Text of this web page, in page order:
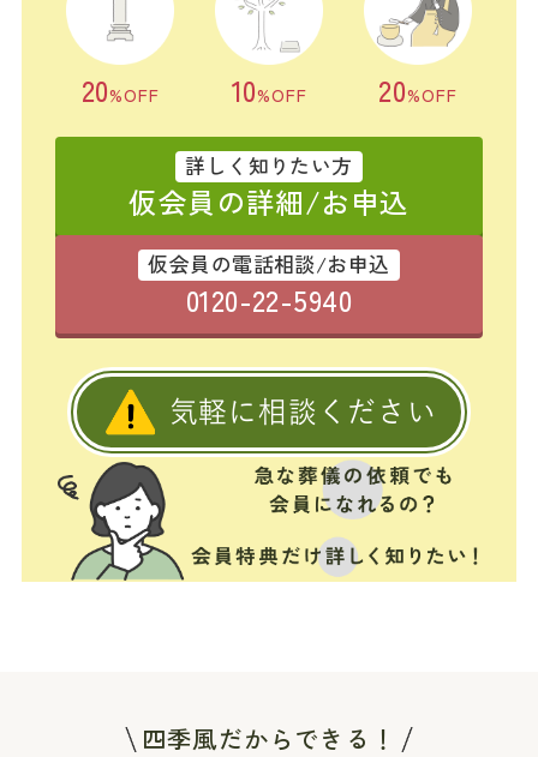
20%OFF 10%OFF 20%OFF
詳しく知りたい方
仮会員の詳細/お申込
仮会員の電話相談/お申込
0120-22-5940
気軽に相談ください
四季風だからできる！